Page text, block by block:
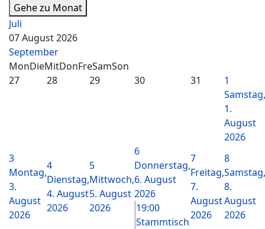
Gehe zu Monat
Juli
07 August 2026
September
MonDieMitDonFreSamSon
27
28 29 30 31
1
Samstag,
1.
August
2026
3
Montag,
3.
August
2026
4
Dienstag,
4. August
2026
5
Mittwoch,
5. August
2026
6
Donnerstag,
6. August
2026
19:00
Stammtisch
7
Freitag,
7.
August
2026
8
Samstag,
8.
August
2026